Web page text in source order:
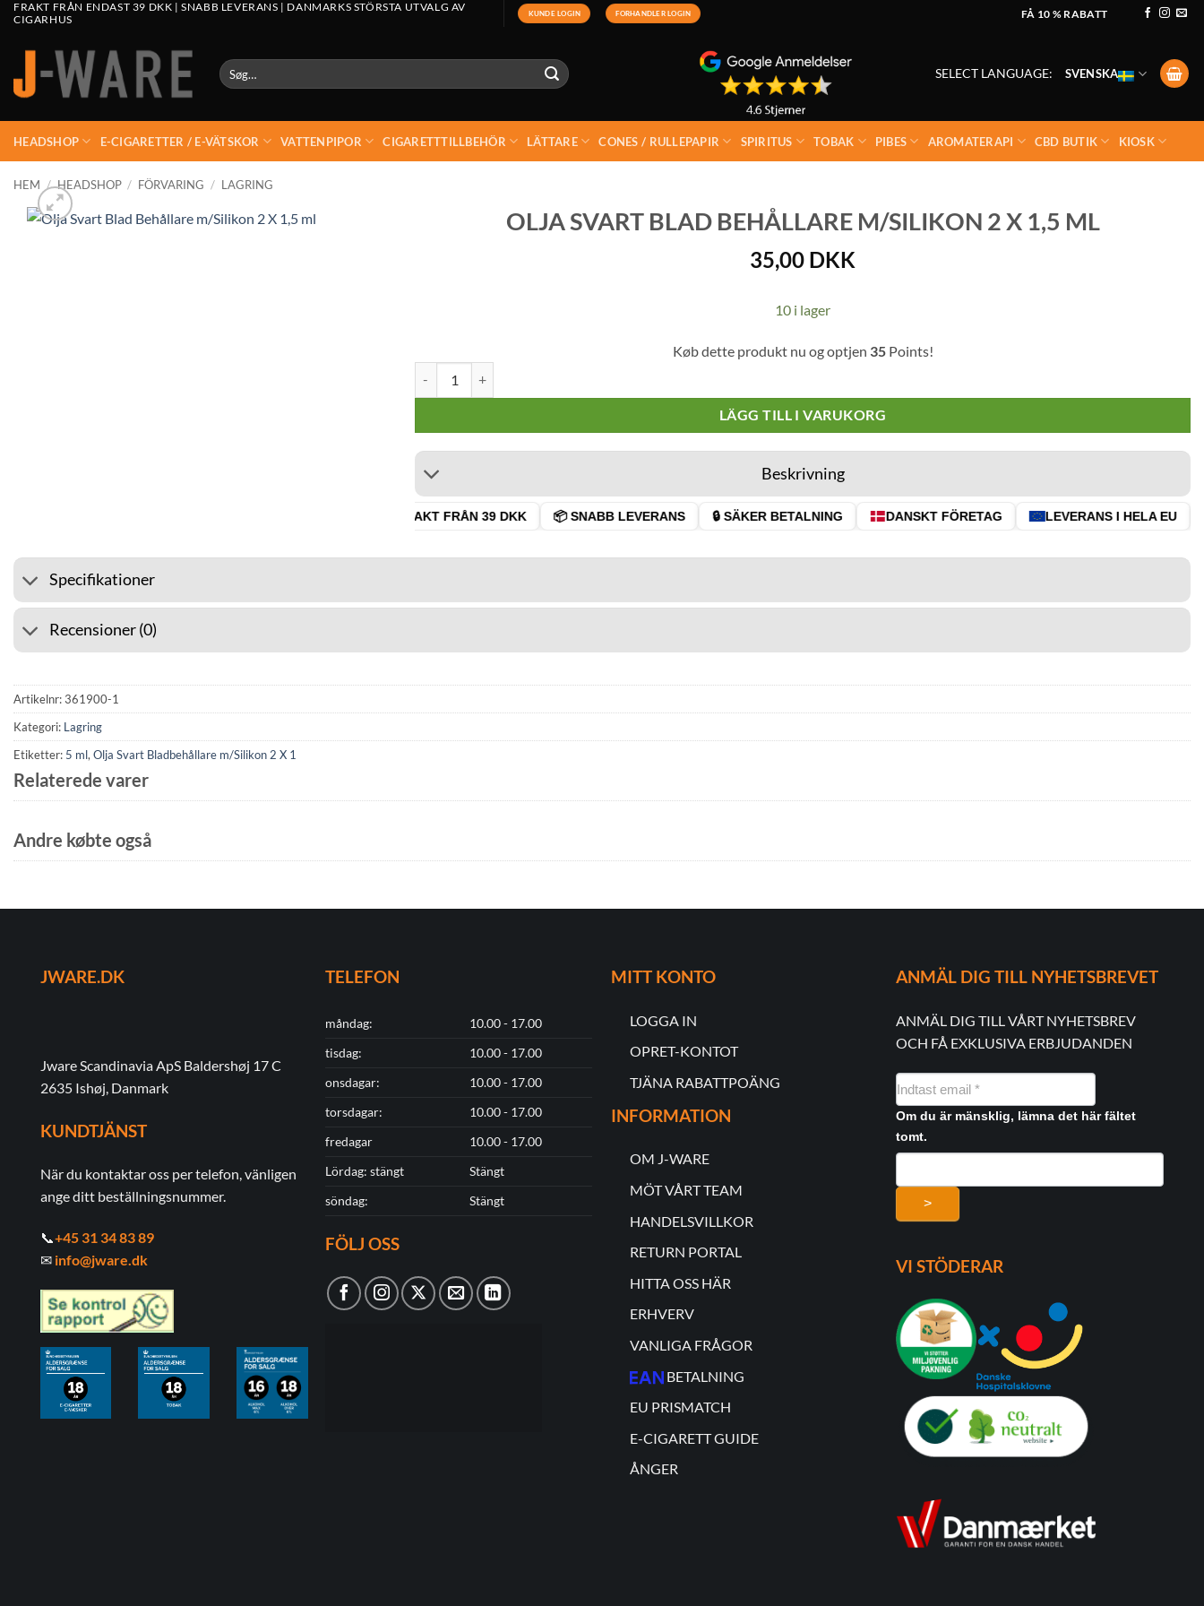
FRAKT FRÅN ENDAST 39 DKK | SNABB LEVERANS | DANMARKS STÖRSTA UTVALG AV
CIGARHUS
KUNDE LOGIN FORHANDLER LOGIN FÅ 10 % RABATT
Søg
efter:
SELECT LANGUAGE: SVENSKA
HEADSHOP E-CIGARETTER / E-VÄTSKOR VATTENPIPOR CIGARETTTILLBEHÖR LÄTTARE CONES / RULLEPAPIR SPIRITUS TOBAK PIBES AROMATERAPI CBD BUTIK KIOSK
HEM / HEADSHOP / FÖRVARING / LAGRING
OLJA SVART BLAD BEHÅLLARE M/SILIKON 2 X 1,5 ML
35,00 DKK
10 i lager
Køb dette produkt nu og optjen 35Points!
LÄGG TILL I VARUKORG
Beskrivning
🚚 FRAKT FRÅN 39 DKK 📦 SNABB LEVERANS 🔒 SÄKER BETALNING DANSKT FÖRETAG LEVERANS I HELA EU
Specifikationer
Recensioner (0)
Artikelnr:361900-1
Kategori: Lagring
Etiketter: 5 ml, Olja Svart Bladbehållare m/Silikon 2 X 1
Relaterede varer
Andre købte også
JWARE.DK
Jware Scandinavia ApS Baldershøj 17 C
2635 Ishøj, Danmark
KUNDTJÄNST
När du kontaktar oss per telefon, vänligen
ange ditt beställningsnummer.
📞+45 31 34 83 89
✉ info@jware.dk
TELEFON
måndag:
10.00 - 17.00
tisdag:
10.00 - 17.00
onsdagar:
10.00 - 17.00
torsdagar:
10.00 - 17.00
fredagar
10.00 - 17.00
Lördag: stängt
Stängt
söndag:
Stängt
FÖLJ OSS
MITT KONTO
LOGGA IN
OPRET-KONTOT
TJÄNA RABATTPOÄNG
INFORMATION
OM J-WARE
MÖT VÅRT TEAM
HANDELSVILLKOR
RETURN PORTAL
HITTA OSS HÄR
ERHVERV
VANLIGA FRÅGOR
BETALNING
EU PRISMATCH
E-CIGARETT GUIDE
ÅNGER
ANMÄL DIG TILL NYHETSBREVET
ANMÄL DIG TILL VÅRT NYHETSBREV
OCH FÅ EXKLUSIVA ERBJUDANDEN
NYHEDSMAIL
FORMULAR
Om du är mänsklig, lämna det här fältet
tomt.
>
VI STÖDERAR